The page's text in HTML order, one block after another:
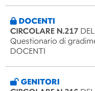
DOCENTI
CIRCOLARE N.217
Questionario di
DOCENTI
GENITORI